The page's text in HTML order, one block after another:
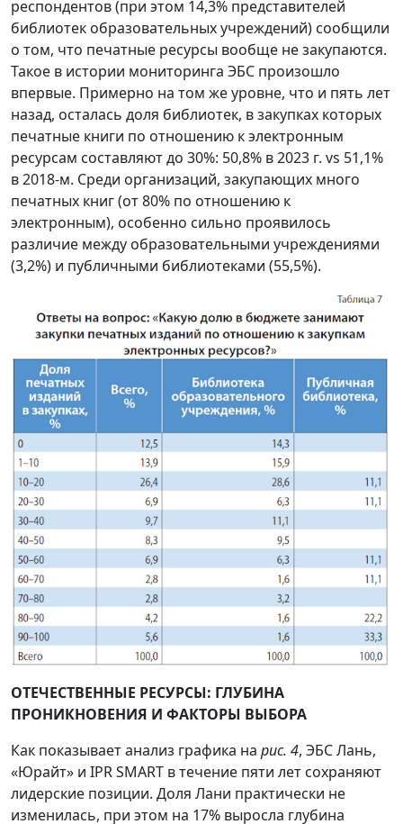
респондентов (при этом 14,3% представителей
библиотек образовательных учреждений) сообщили
о том, что печатные ресурсы вообще не закупаются.
Такое в истории мониторинга ЭБС произошло
впервые. Примерно на том же уровне, что и пять лет
назад, осталась доля библиотек, в закупках которых
печатные книги по отношению к электронным
ресурсам составляют до 30%: 50,8% в 2023 г. vs 51,1%
в 2018-м. Среди организаций, закупающих много
печатных книг (от 80% по отношению к
электронным), особенно сильно проявилось
различие между образовательными учреждениями
(3,2%) и публичными библиотеками (55,5%).
ОТЕЧЕСТВЕННЫЕ РЕСУРСЫ: ГЛУБИНА
ПРОНИКНОВЕНИЯ И ФАКТОРЫ ВЫБОРА
Как показывает анализ графика на рис. 4, ЭБС Лань,
«Юрайт» и IPR SMART в течение пяти лет сохраняют
лидерские позиции. Доля Лани практически не
изменилась, при этом на 17% выросла глубина